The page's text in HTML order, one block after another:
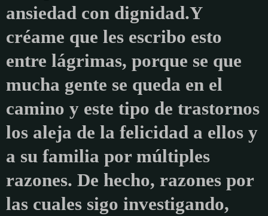
ansiedad con dignidad.Y
créame que les escribo esto
entre lágrimas, porque se que
mucha gente se queda en el
camino y este tipo de trastornos
los aleja de la felicidad a ellos y
a su familia por múltiples
razones. De hecho, razones por
las cuales sigo investigando,